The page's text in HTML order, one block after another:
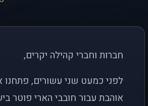
חברות וחברי קהילה יקרים,
אוהבת עבור חובבי הארי פוטר